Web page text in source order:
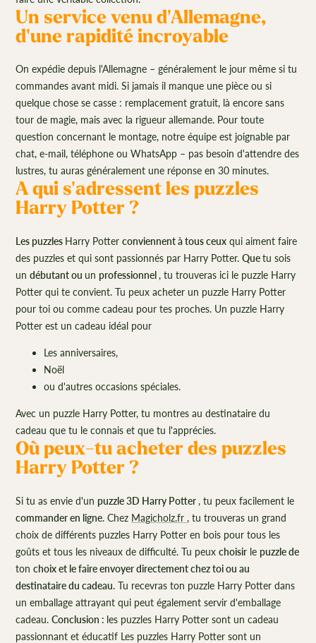
Un service venu d'Allemagne,
d'une rapidité incroyable
On expédie depuis l'Allemagne – généralement le jour même si tu
commandes avant midi. Si jamais il manque une pièce ou si
quelque chose se casse : remplacement gratuit, là encore sans
tour de magie, mais avec la rigueur allemande. Pour toute
question concernant le montage, notre équipe est joignable par
chat, e-mail, téléphone ou WhatsApp – pas besoin d'attendre des
lustres, tu auras généralement une réponse en 30 minutes.
A qui s'adressent les puzzles
Harry Potter ?
Les puzzles Harry Potter conviennent à tous ceux qui aiment faire
des puzzles et qui sont passionnés par Harry Potter. Quetu sois
un débutant ou un professionnel , tu trouveras ici le puzzle Harry
Potter qui te convient. Tu peux acheter un puzzle Harry Potter
pour toi ou comme cadeau pour tes proches. Un puzzle Harry
Potter est un cadeau idéal pour
Les anniversaires,
Noël
ou d'autres occasions spéciales.
Avec un puzzle Harry Potter, tu montres au destinataire du
cadeau que tu le connais et que tu l'apprécies.
Où peux-tu acheter des puzzles
Harry Potter ?
Si tu as envie d'un puzzle 3D Harry Potter , tu peux facilement le
commander en ligne. Chez Magicholz.fr , tu trouveras un grand
choix de différents puzzles Harry Potter en bois pour tous les
goûts et tous les niveaux de difficulté. Tu peux choisir le puzzle de
ton choix et le faire envoyer directement chez toi ou au
destinataire du cadeau. Tu recevras ton puzzle Harry Potter dans
un emballage attrayant qui peut également servir d'emballage
cadeau. Conclusion : les puzzles Harry Potter sont un cadeau
passionnant et éducatif Les puzzles Harry Potter sont un